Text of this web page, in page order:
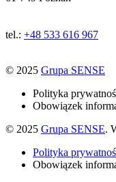
tel.: +48 533 616 967
© 2025 Grupa SENSE
Polityka
Obowiązek
© 2025 Grupa SENSE.
Polityka
Obowiązek